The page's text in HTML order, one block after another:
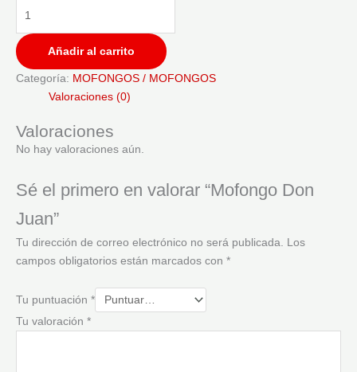
Añadir al carrito
Categoría: MOFONGOS / MOFONGOS
Valoraciones (0)
Valoraciones
No hay valoraciones aún.
Sé el primero en valorar “Mofongo Don
Juan”
Tu dirección de correo electrónico no será publicada. Los
campos obligatorios están marcados con *
Tu puntuación *
Tu valoración *